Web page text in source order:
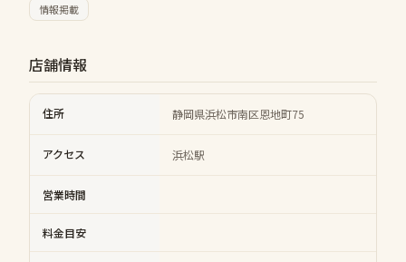
情報掲載
店舗情報
住所 静岡県浜松市南区恩地町75
アクセス 浜松駅
営業時間
料金目安